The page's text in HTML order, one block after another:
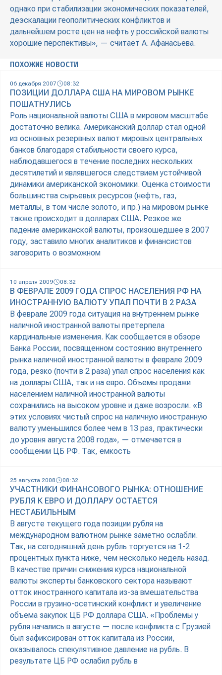
однако при стабилизации экономических показателей,
деэскалации геополитических конфликтов и
дальнейшем росте цен на нефть у российской валюты
хорошие перспективы», — считает А. Афанасьева.
ПОХОЖИЕ НОВОСТИ
06 декабря 2007 08:32
ПОЗИЦИИ ДОЛЛАРА США НА МИРОВОМ РЫНКЕ
ПОШАТНУЛИСЬ
Роль национальной валюты США в мировом масштабе
достаточно велика. Американский доллар стал одной
из основных резервных валют мировых центральных
банков благодаря стабильности своего курса,
наблюдавшегося в течение последних нескольких
десятилетий и являвшегося следствием устойчивой
динамики американской экономики. Оценка стоимости
большинства сырьевых ресурсов (нефть, газ,
металлы, в том числе золото, и пр.) на мировом рынке
также происходит в долларах США. Резкое же
падение американской валюты, произошедшее в 2007
году, заставило многих аналитиков и финансистов
заговорить о возможном
10 апреля 2009 08:32
В ФЕВРАЛЕ 2009 ГОДА СПРОС НАСЕЛЕНИЯ РФ НА
ИНОСТРАННУЮ ВАЛЮТУ УПАЛ ПОЧТИ В 2 РАЗА
В феврале 2009 года ситуация на внутреннем рынке
наличной иностранной валюты претерпела
кардинальные изменения. Как сообщается в обзоре
Банка России, посвященном состоянию внутреннего
рынка наличной иностранной валюты в феврале 2009
года, резко (почти в 2 раза) упал спрос населения как
на доллары США, так и на евро. Объемы продажи
населением наличной иностранной валюты
сохранились на высоком уровне и даже возросли. «В
этих условиях чистый спрос на наличную иностранную
валюту уменьшился более чем в 13 раз, практически
до уровня августа 2008 года», — отмечается в
сообщении ЦБ РФ. Так, емкость
25 августа 2008 08:32
УЧАСТНИКИ ФИНАНСОВОГО РЫНКА: ОТНОШЕНИЕ
РУБЛЯ К ЕВРО И ДОЛЛАРУ ОСТАЕТСЯ
НЕСТАБИЛЬНЫМ
В августе текущего года позиции рубля на
международном валютном рынке заметно ослабли.
Так, на сегодняшний день рубль торгуется на 1-2
процентных пункта ниже, чем несколько недель назад.
В качестве причин снижения курса национальной
валюты эксперты банковского сектора называют
отток иностранного капитала из-за вмешательства
России в грузино-осетинский конфликт и увеличение
объема закупок ЦБ РФ доллара США. «Проблемы у
рубля начались в августе — после конфликта с Грузией
был зафиксирован отток капитала из России,
оказывалось спекулятивное давление на рубль. В
результате ЦБ РФ ослабил рубль в